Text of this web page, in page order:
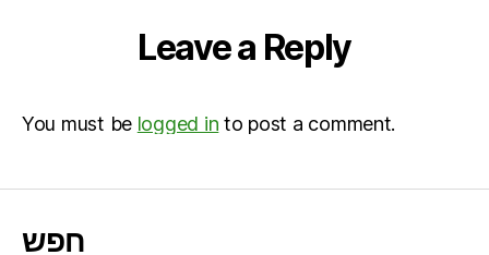
Leave a Reply
You must be logged in to post a comment.
חפש